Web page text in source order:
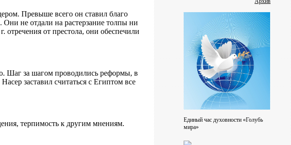
Превыше всего он ставил благо
не отдали на растерзание толпы ни
от престола, они обеспечили
Шаг за шагом проводились реформы, в
заставил считаться с Египтом все
терпимость к другим мнениям.
Аналитика
Единый час духовности «Голубь
мира»